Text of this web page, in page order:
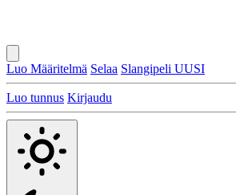
Luo Määritelmä Selaa Slangipeli UUSI
Luo tunnus Kirjaudu